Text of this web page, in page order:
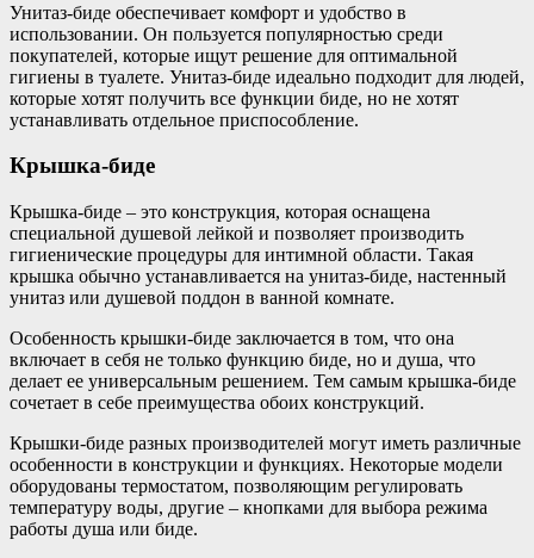
Унитаз-биде обеспечивает комфорт и удобство в
использовании. Он пользуется популярностью среди
покупателей, которые ищут решение для оптимальной
гигиены в туалете. Унитаз-биде идеально подходит для людей,
которые хотят получить все функции биде, но не хотят
устанавливать отдельное приспособление.
Крышка-биде
Крышка-биде – это конструкция, которая оснащена
специальной душевой лейкой и позволяет производить
гигиенические процедуры для интимной области. Такая
крышка обычно устанавливается на унитаз-биде, настенный
унитаз или душевой поддон в ванной комнате.
Особенность крышки-биде заключается в том, что она
включает в себя не только функцию биде, но и душа, что
делает ее универсальным решением. Тем самым крышка-биде
сочетает в себе преимущества обоих конструкций.
Крышки-биде разных производителей могут иметь различные
особенности в конструкции и функциях. Некоторые модели
оборудованы термостатом, позволяющим регулировать
температуру воды, другие – кнопками для выбора режима
работы душа или биде.